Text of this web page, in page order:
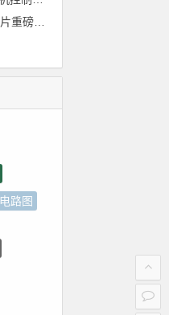
兆易创新GD32H77R机器人专用芯片重磅亮相，精准赋能伺服驱动与关节控制
电路图